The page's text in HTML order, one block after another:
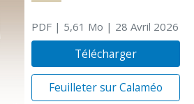
PDF| 5,61 Mo | 28 Avril 2026
Télécharger
Feuilleter sur Calaméo